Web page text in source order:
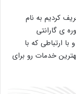
کردیم به نام
ی گارانتی
ارتباطی که با
خدمات رو برای